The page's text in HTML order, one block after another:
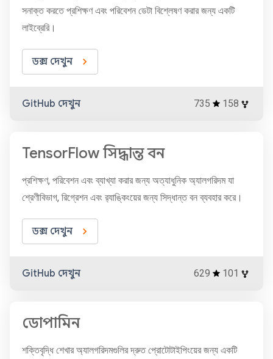
সনাক্ত করতে প্রশিক্ষণ এবং পরিবেশন ডেটা বিশ্লেষণ করার জন্য একটি
লাইব্রেরি।
ডক্স দেখুন
GitHub দেখুন 735 158
TensorFlow সিদ্ধান্ত বন
প্রশিক্ষণ, পরিবেশন এবং ব্যাখ্যা করার জন্য অত্যাধুনিক অ্যালগরিদম যা
শ্রেণীবিভাগ, রিগ্রেশন এবং র‌্যাঙ্কিংয়ের জন্য সিদ্ধান্ত বন ব্যবহার করে।
ডক্স দেখুন
GitHub দেখুন 629 101
ডোপামিন
শক্তিবৃদ্ধি শেখার অ্যালগরিদমগুলির দ্রুত প্রোটোটাইপিংয়ের জন্য একটি